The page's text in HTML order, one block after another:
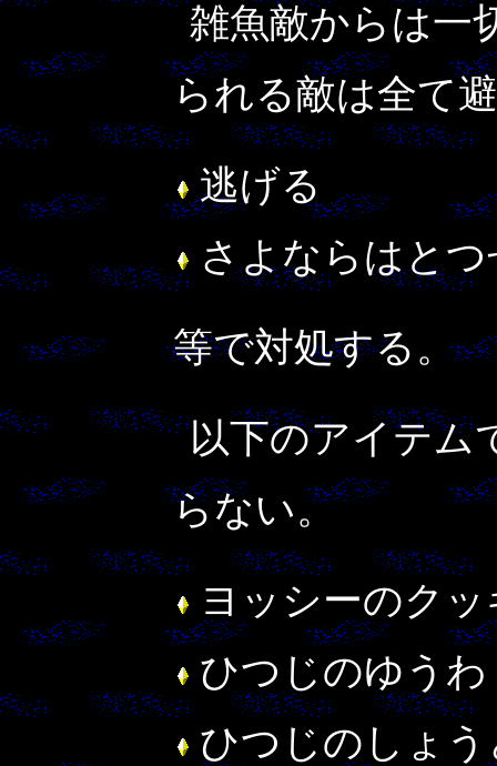
雑魚敵からは一
られる敵は全て
逃げる
さよならはと
等で対処する。
以下のアイテム
らない。
ヨッシーのクッ
ひつじのゆうわ
ひつじのしょ